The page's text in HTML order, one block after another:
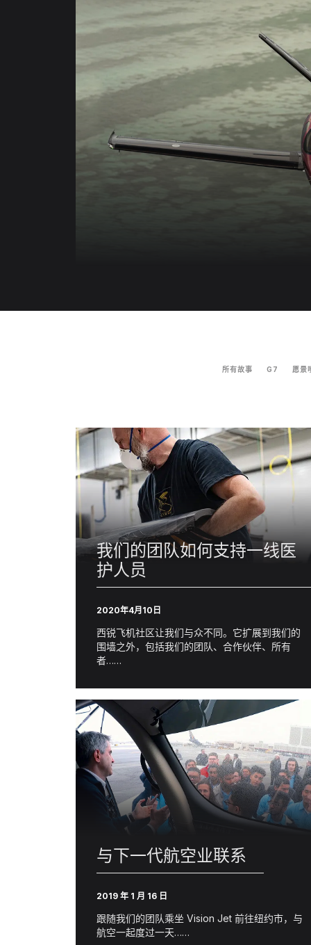
所有故事 G7 愿景
我们的团队如何支持一线医
护人员
2020年4月10日
西锐飞机社区让我们与众不同。它扩展到我们的
围墙之外，包括我们的团队、合作伙伴、所有
者……
与下一代航空业联系
2019 年 1 月 16 日
跟随我们的团队乘坐 Vision Jet 前往纽约市，与
航空一起度过一天……